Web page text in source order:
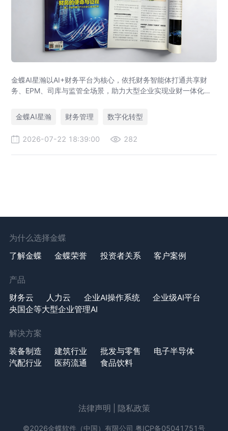
金蝶AI星瀚以AI+财务平台为核心，依托财务智能体打通共享财
务、EPM、司库与监管全场景，助力大型企业实现业财一体化与
局、华为、通威等领先企业的共同选择。
金蝶AI星瀚 财务管理 数字化转型
2026-07-22 18:39:00 282
为什么选择金蝶
了解金蝶
金蝶荣誉 投资者关系 客户案例
产品
财务云
人力云 企业AI操作系统
企业级AI平台
央国企等大型企业管理AI
解决方案
装备制造
建筑行业 批发与零售
电子半导体
汽配行业
医药流通 食品饮料
法律声明 隐私政策
©2026金蝶软件（中国）有限公司 粤ICP备05041751号